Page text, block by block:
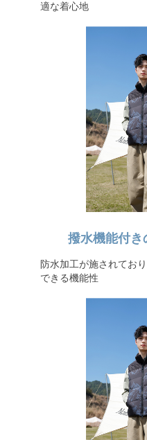
適な着心地
撥水機能付き
防水加工が施されてお
できる機能性